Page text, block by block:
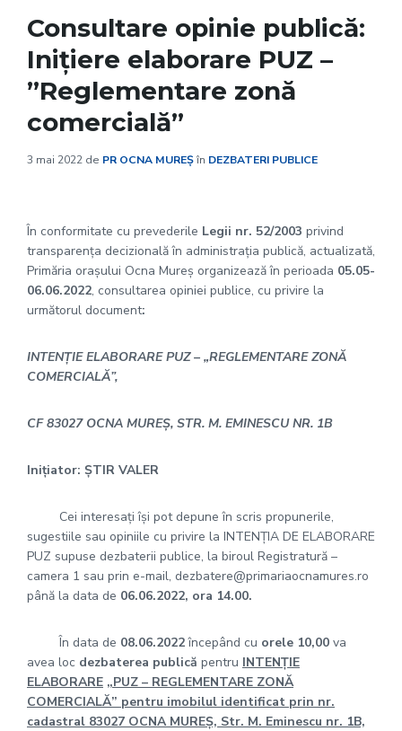
Consultare opinie publică:
Inițiere elaborare PUZ –
”Reglementare zonă
comercială”
3 mai 2022 de PR OCNA MUREȘîn DEZBATERI PUBLICE
În conformitate cu prevederile Legii nr. 52/2003 privind
transparenţa decizională în administraţia publică, actualizată,
Primăria oraşului Ocna Mureş organizează în perioada 05.05-
06.06.2022, consultarea opiniei publice, cu privire la
următorul document:
INTENȚIE ELABORARE PUZ – „REGLEMENTARE ZONĂ
COMERCIALĂ”,
CF 83027 OCNA MUREȘ, STR. M. EMINESCU NR. 1B
Inițiator: ȘTIR VALER
Cei interesaţi îşi pot depune în scris propunerile,
sugestiile sau opiniile cu privire la INTENȚIA DE ELABORARE
PUZ supuse dezbaterii publice, la biroul Registratură –
camera 1 sau prin e-mail, dezbatere@primariaocnamures.ro
până la data de 06.06.2022, ora 14.00.
În data de 08.06.2022începând cu orele 10,00 va
avea loc dezbaterea publică pentru INTENȚIE
ELABORARE „PUZ – REGLEMENTARE ZONĂ
COMERCIALĂ” pentru imobilul identificat prin nr.
cadastral 83027 OCNA MUREȘ, Str. M. Eminescu nr. 1B,